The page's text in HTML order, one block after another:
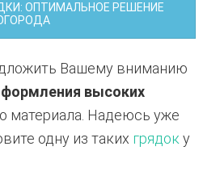
ОПТИМАЛЬНОЕ РЕШЕНИЕ
Вашему вниманию
высоких
материала. Надеюсь уже
одну из таких грядоку